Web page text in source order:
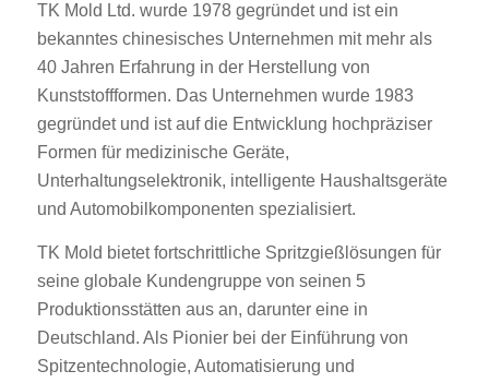
TK Mold Ltd. wurde 1978 gegründet und ist ein
bekanntes chinesisches Unternehmen mit mehr als
40 Jahren Erfahrung in der Herstellung von
Kunststoffformen. Das Unternehmen wurde 1983
gegründet und ist auf die Entwicklung hochpräziser
Formen für medizinische Geräte,
Unterhaltungselektronik, intelligente Haushaltsgeräte
und Automobilkomponenten spezialisiert.
TK Mold bietet fortschrittliche Spritzgießlösungen für
seine globale Kundengruppe von seinen 5
Produktionsstätten aus an, darunter eine in
Deutschland. Als Pionier bei der Einführung von
Spitzentechnologie, Automatisierung und